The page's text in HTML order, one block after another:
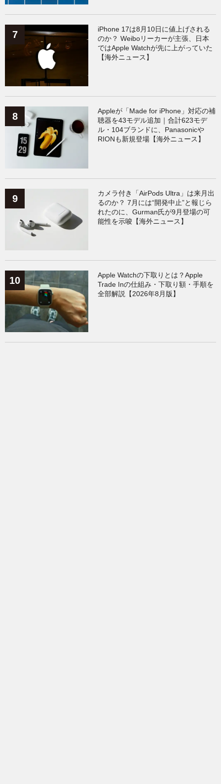
iPhone 17は8月10日に値上げされる
のか？ Weiboリーカーが主張、日本
ではApple Watchが先に上がっていた
【海外ニュース】
Appleが「Made for iPhone」対応の補
聴器を43モデル追加｜合計623モデ
ル・104ブランドに、Panasonicや
RIONも新規登場【海外ニュース】
カメラ付き「AirPods Ultra」は来月出
るのか？ 7月には“開発中止”と報じら
れたのに、Gurman氏が9月登場の可
能性を示唆【海外ニュース】
Apple Watchの下取りとは？Apple
Trade Inの仕組み・下取り額・手順を
全部解説【2026年8月版】